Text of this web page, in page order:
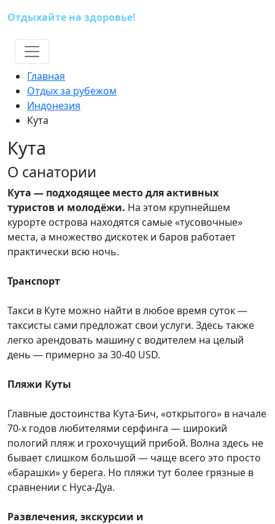
Отдыхайте на здоровье!
Главная
Отдых за рубежом
Индонезия
Кута
Кута
О санатории
Кута — подходящее место для активных
туристов и молодёжи. На этом крупнейшем
курорте острова находятся самые «тусовочные»
места, а множество дискотек и баров работает
практически всю ночь.
Транспорт
Такси в Куте можно найти в любое время суток —
таксисты сами предложат свои услуги. Здесь также
легко арендовать машину с водителем на целый
день — примерно за 30-40 USD.
Пляжи Куты
Главные достоинства Кута-Бич, «открытого» в начале
70-х годов любителями серфинга — широкий
пологий пляж и грохочущий прибой. Волна здесь не
бывает слишком большой — чаще всего это просто
«барашки» у берега. Но пляжи тут более грязные в
сравнении с Нуса-Дуа.
Развлечения, экскурсии и